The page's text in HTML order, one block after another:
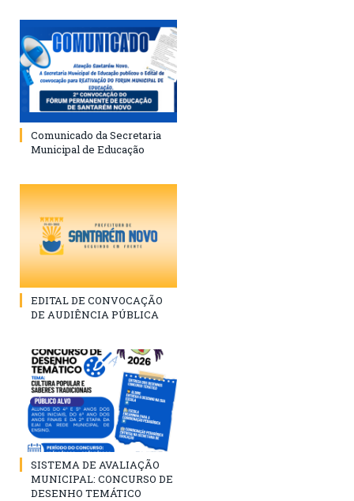
Comunicado da Secretaria
Municipal de Educação
EDITAL DE CONVOCAÇÃO
DE AUDIÊNCIA PÚBLICA
SISTEMA DE AVALIAÇÃO
MUNICIPAL: CONCURSO DE
DESENHO TEMÁTICO